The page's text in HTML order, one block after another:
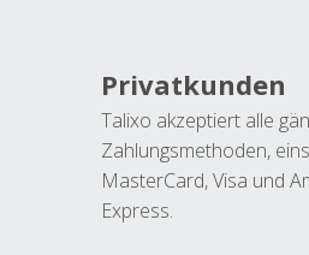
Privatkunden
Talixo akzeptiert alle
Zahlungsmethoden,
MasterCard, Visa und
Express.